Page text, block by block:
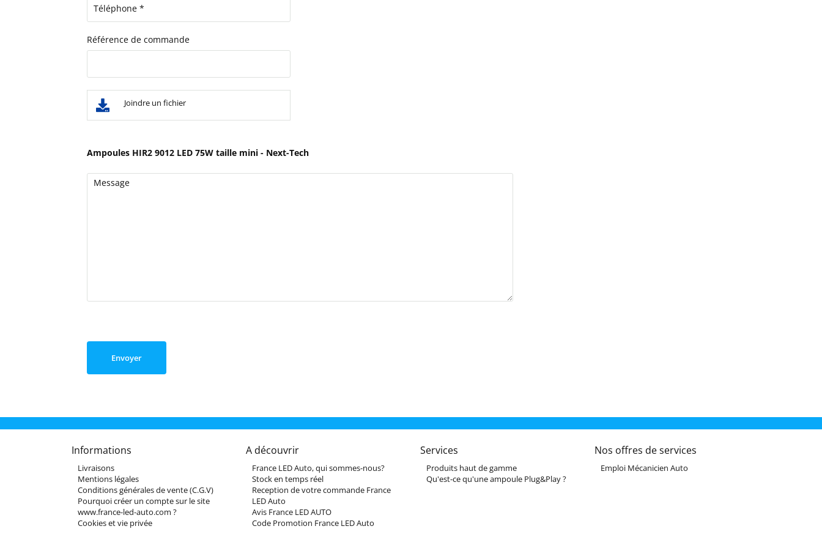
Référence de commande
Joindre un fichier
Ampoules HIR2 9012 LED 75W taille mini - Next-Tech
Envoyer
Informations
Livraisons
Mentions légales
Conditions générales de vente (C.G.V)
Pourquoi créer un compte sur le site
www.france-led-auto.com ?
Cookies et vie privée
A découvrir
France LED Auto, qui sommes-nous?
Stock en temps réel
Reception de votre commande France
LED Auto
Avis France LED AUTO
Code Promotion France LED Auto
Services
Produits haut de gamme
Qu'est-ce qu'une ampoule Plug&Play ?
Nos offres de services
Emploi Mécanicien Auto